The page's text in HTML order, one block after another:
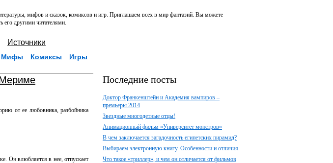
мифов и сказок, комиксов и игр. Приглашаем всех в мир фантазий. Вы можете
его другими читателями.
Источники
Мифы Комиксы Игры
от ее любовника, разбойника
Он влюбляется в нее, отпускает
Последние посты
Доктор Франкенштейн и Академия вампиров –
премьеры 2014
Звездные многодетные отцы!
Анимационный фильм «Университет монстров»
В чем заключается загадочность египетских пирамид?
Выбираем электронную книгу. Особенности и отличия.
Что такое «триллер», и чем он отличается от фильмов